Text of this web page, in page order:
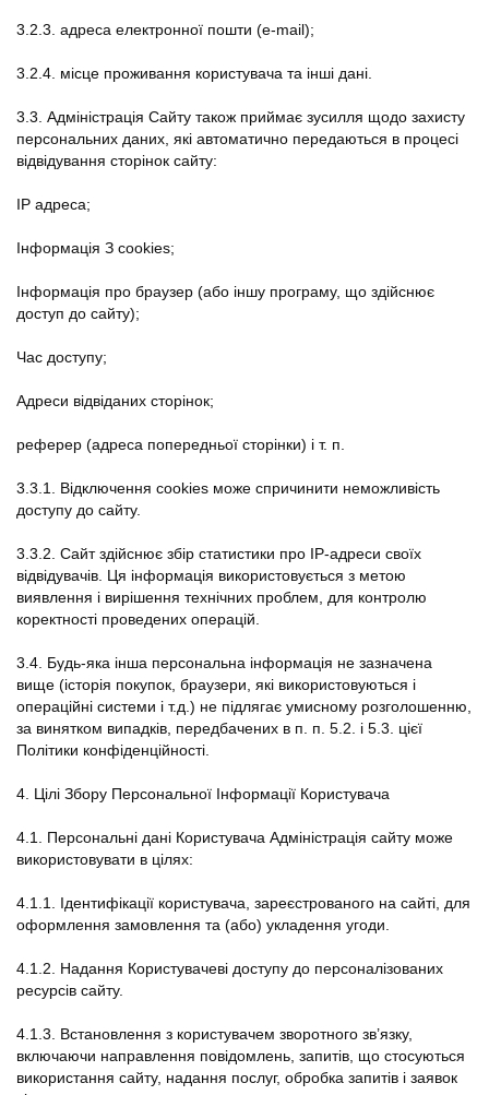
3.2.3. адреса електронної пошти (e-mail);
3.2.4. місце проживання користувача та інші дані.
3.3. Адміністрація Сайту також приймає зусилля щодо захисту
персональних даних, які автоматично передаються в процесі
відвідування сторінок сайту:
IP адреса;
Інформація З cookies;
Інформація про браузер (або іншу програму, що здійснює
доступ до сайту);
Час доступу;
Адреси відвіданих сторінок;
реферер (адреса попередньої сторінки) і т. п.
3.3.1. Відключення cookies може спричинити неможливість
доступу до сайту.
3.3.2. Сайт здійснює збір статистики про IP-адреси своїх
відвідувачів. Ця інформація використовується з метою
виявлення і вирішення технічних проблем, для контролю
коректності проведених операцій.
3.4. Будь-яка інша персональна інформація не зазначена
вище (історія покупок, браузери, які використовуються і
операційні системи і т.д.) не підлягає умисному розголошенню,
за винятком випадків, передбачених в п. п. 5.2. і 5.3. цієї
Політики конфіденційності.
4. Цілі Збору Персональної Інформації Користувача
4.1. Персональні дані Користувача Адміністрація сайту може
використовувати в цілях:
4.1.1. Ідентифікації користувача, зареєстрованого на сайті, для
оформлення замовлення та (або) укладення угоди.
4.1.2. Надання Користувачеві доступу до персоналізованих
ресурсів сайту.
4.1.3. Встановлення з користувачем зворотного зв’язку,
включаючи направлення повідомлень, запитів, що стосуються
використання сайту, надання послуг, обробка запитів і заявок